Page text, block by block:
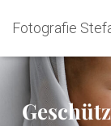
Fotografie